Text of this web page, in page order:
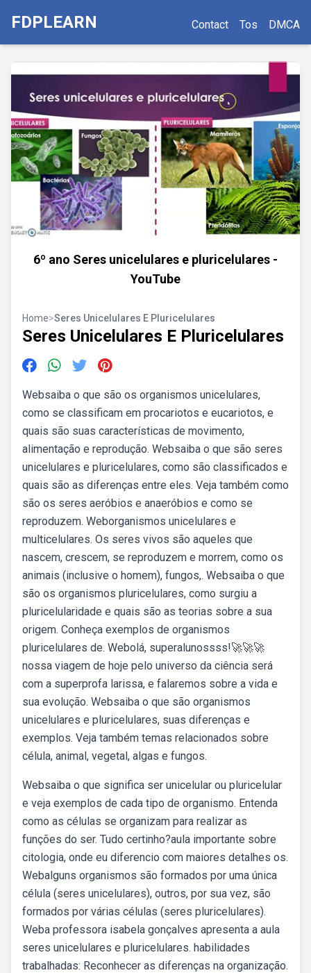
FDPLEARN Contact Tos DMCA
6º ano Seres unicelulares e pluricelulares -
YouTube
Home>Seres Unicelulares E Pluricelulares
Seres Unicelulares E Pluricelulares
Websaiba o que são os organismos unicelulares,
como se classificam em procariotos e eucariotos, e
quais são suas características de movimento,
alimentação e reprodução. Websaiba o que são seres
unicelulares e pluricelulares, como são classificados e
quais são as diferenças entre eles. Veja também como
são os seres aeróbios e anaeróbios e como se
reproduzem. Weborganismos unicelulares e
multicelulares. Os seres vivos são aqueles que
nascem, crescem, se reproduzem e morrem, como os
animais (inclusive o homem), fungos,. Websaiba o que
são os organismos pluricelulares, como surgiu a
pluricelularidade e quais são as teorias sobre a sua
origem. Conheça exemplos de organismos
pluricelulares de. Webolá, superalunossss!🚀🚀🚀
nossa viagem de hoje pelo universo da ciência será
com a superprofa larissa, e falaremos sobre a vida e
sua evolução. Websaiba o que são organismos
unicelulares e pluricelulares, suas diferenças e
exemplos. Veja também temas relacionados sobre
célula, animal, vegetal, algas e fungos.
Websaiba o que significa ser unicelular ou pluricelular
e veja exemplos de cada tipo de organismo. Entenda
como as células se organizam para realizar as
funções do ser. Tudo certinho?aula importante sobre
citologia, onde eu diferencio com maiores detalhes os.
Webalguns organismos são formados por uma única
célula (seres unicelulares), outros, por sua vez, são
formados por várias células (seres pluricelulares).
Weba professora isabela gonçalves apresenta a aula
seres unicelulares e pluricelulares. habilidades
trabalhadas: Reconhecer as diferenças na organização.